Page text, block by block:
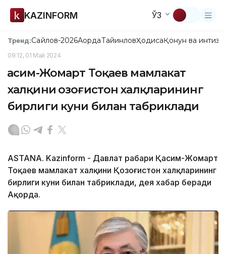
KAZINFORM ЎЗ
Тренд:Сайлов-2026АқордаТайинловҲодисаҚонун ва
09:12, 01 Май 2024
Қасим-Жомарт Тоқаев мамлакат
халқини Қозоғистон халқларининг
бирлиги куни билан табриклади
ASTANA. Kazinform - Давлат раҳбари Қасим-Жомарт
Тоқаев мамлакат халқини Қозоғистон халқларининг
бирлиги куни билан табриклади, дея хабар беради
Ақорда.